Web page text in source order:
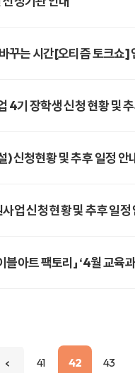
꾸는 시간[오티즘 토크쇼]
기 장학생 신청 현황 및
신청현황 및 추후 일정 안
업 신청 현황 및 추후 일정
아트 팩토리」 ‘4월 교육
41 42 43